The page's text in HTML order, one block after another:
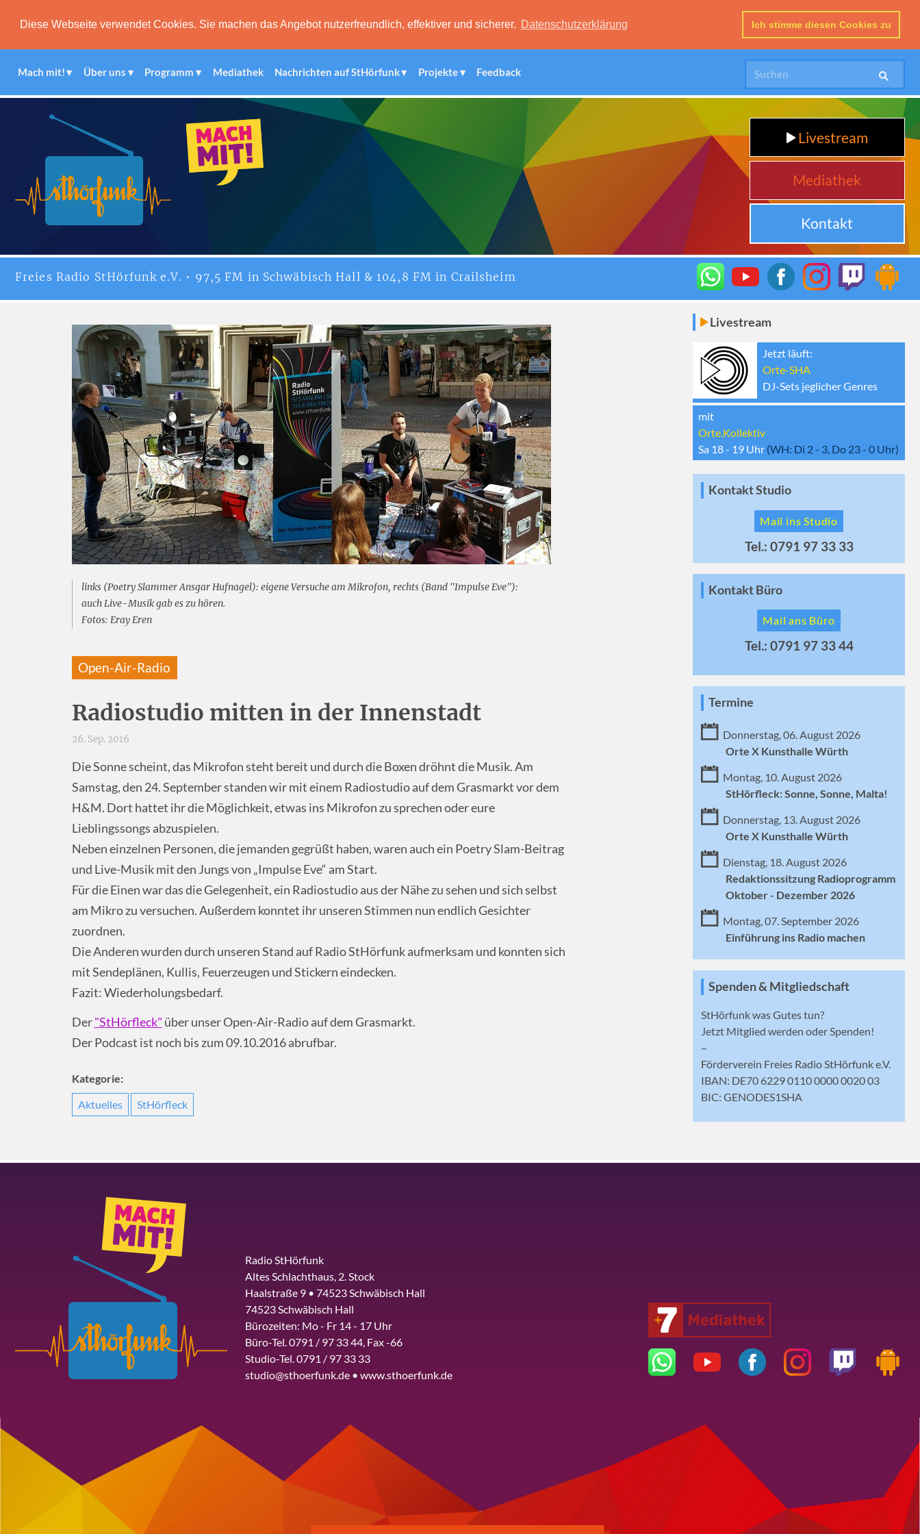
Diese Webseite verwendet Cookies. Sie machen das Angebot nutzerfreundlich, effektiver und sicherer. Datenschutzerklärung Ich stimme diesen Cookies zu
Mach mit! Über uns Programm Mediathek Nachrichten auf StHörfunk Projekte Feedback
Livestream
Mediathek
Kontakt
Freies Radio StHörfunke.V. • 97,5 FM in Schwäbisch Hall & 104,8 FM in Crailsheim
links (Poetry Slammer Ansgar Hufnagel): eigene Versuche am Mikrofon, rechts (Band "Impulse Eve"):
auch Live-Musik gab es zu hören.
Fotos: Eray Eren
Open-Air-Radio
Radiostudio mitten in der Innenstadt
26. Sep. 2016
Die Sonne scheint, das Mikrofon steht bereit und durch die Boxen dröhnt die Musik. Am
Samstag, den 24. September standen wir mit einem Radiostudio auf dem Grasmarkt vor dem
H&M. Dort hattet ihr die Möglichkeit, etwas ins Mikrofon zu sprechen oder eure
Lieblingssongs abzuspielen.
Neben einzelnen Personen, die jemanden gegrüßt haben, waren auch ein Poetry Slam-Beitrag
und Live-Musik mit den Jungs von „Impulse Eve“ am Start.
Für die Einen war das die Gelegenheit, ein Radiostudio aus der Nähe zu sehen und sich selbst
am Mikro zu versuchen. Außerdem konntet ihr unseren Stimmen nun endlich Gesichter
zuordnen.
Die Anderen wurden durch unseren Stand auf Radio StHörfunk aufmerksam und konnten sich
mit Sendeplänen, Kullis, Feuerzeugen und Stickern eindecken.
Fazit: Wiederholungsbedarf.
Der"StHörfleck" über unser Open-Air-Radio auf dem Grasmarkt.
Der Podcast ist noch bis zum 09.10.2016 abrufbar.
Kategorie:
Aktuelles
StHörfleck
Livestream
Jetzt läuft:
Orte-SHA
DJ-Sets jeglicher Genres
mit
Orte.Kollektiv
Sa 18 - 19 Uhr (WH: Di 2 - 3, Do 23 - 0 Uhr)
Kontakt Studio
Mail ins Studio
Tel.: 0791 97 33 33
Kontakt Büro
Mail ans Büro
Tel.: 0791 97 33 44
Termine
Donnerstag, 06. August 2026
Orte X Kunsthalle Würth
Montag, 10. August 2026
StHörfleck: Sonne, Sonne, Malta!
Donnerstag, 13. August 2026
Orte X Kunsthalle Würth
Dienstag, 18. August 2026
Redaktionssitzung Radioprogramm
Oktober - Dezember 2026
Montag, 07. September 2026
Einführung ins Radio machen
Spenden & Mitgliedschaft
StHörfunk was Gutes tun?
Jetzt Mitglied werden oder Spenden!
–
Förderverein Freies Radio StHörfunk e.V.
IBAN: DE70 6229 0110 0000 0020 03
BIC: GENODES1SHA
Radio StHörfunk
Altes Schlachthaus, 2. Stock
Haalstraße 9 • 74523 Schwäbisch Hall
74523 Schwäbisch Hall
Bürozeiten: Mo - Fr 14 - 17 Uhr
Büro-Tel. 0791 / 97 33 44, Fax -66
Studio-Tel. 0791 / 97 33 33
studio@sthoerfunk.de • www.sthoerfunk.de